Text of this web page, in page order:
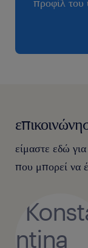
είμαστε εδώ
που μπορεί να